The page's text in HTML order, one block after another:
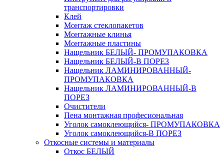
транспортировки
Клей
Монтаж стеклопакетов
Монтажные клинья
Монтажные пластины
Нащельник БЕЛЫЙ- ПРОМУПАКОВКА
Нащельник БЕЛЫЙ-В ПОРЕЗ
Нащельник ЛАМИНИРОВАННЫЙ-
ПРОМУПАКОВКА
Нащельник ЛАМИНИРОВАННЫЙ-В
ПОРЕЗ
Очистители
Пена монтажная професиональная
Уголок самоклеющийся- ПРОМУПАКОВКА
Уголок самоклеющийся-В ПОРЕЗ
Откосные системы и материалы
Откос БЕЛЫЙ